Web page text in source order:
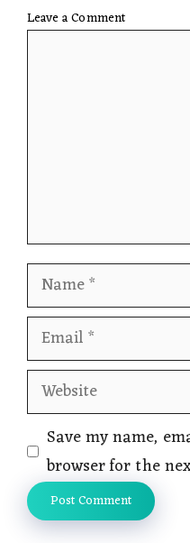
Leave a Comment
Name
Email
Website
Save my name,
browser for the